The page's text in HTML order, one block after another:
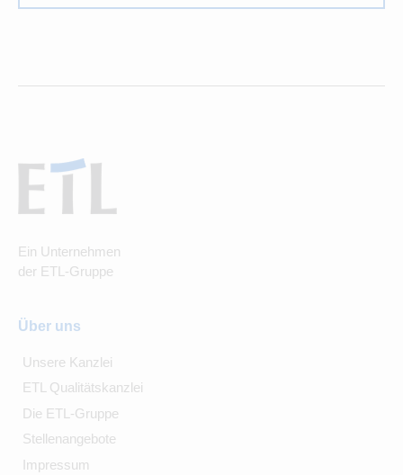
Ein Unternehmen
der ETL-Gruppe
Über uns
Unsere Kanzlei
ETL Qualitätskanzlei
Die ETL-Gruppe
Stellenangebote
Impressum